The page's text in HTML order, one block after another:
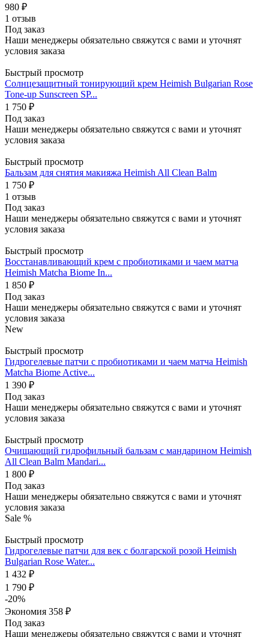
980 ₽
1 отзыв
Под заказ
Наши менеджеры обязательно свяжутся с вами и уточнят
условия заказа
Быстрый просмотр
Солнцезащитный тонирующий крем Heimish Bulgarian Rose
Tone-up Sunscreen SP...
1 750 ₽
Под заказ
Наши менеджеры обязательно свяжутся с вами и уточнят
условия заказа
Быстрый просмотр
Бальзам для снятия макияжа Heimish All Clean Balm
1 750 ₽
1 отзыв
Под заказ
Наши менеджеры обязательно свяжутся с вами и уточнят
условия заказа
Быстрый просмотр
Восстанавливающий крем с пробиотиками и чаем матча
Heimish Matcha Biome In...
1 850 ₽
Под заказ
Наши менеджеры обязательно свяжутся с вами и уточнят
условия заказа
New
Быстрый просмотр
Гидрогелевые патчи с пробиотиками и чаем матча Heimish
Matcha Biome Active...
1 390 ₽
Под заказ
Наши менеджеры обязательно свяжутся с вами и уточнят
условия заказа
Быстрый просмотр
Очищающий гидрофильный бальзам с мандарином Heimish
All Clean Balm Mandari...
1 800 ₽
Под заказ
Наши менеджеры обязательно свяжутся с вами и уточнят
условия заказа
Sale %
Быстрый просмотр
Гидрогелевые патчи для век с болгарской розой Heimish
Bulgarian Rose Water...
1 432 ₽
1 790 ₽
-20%
Экономия 358 ₽
Под заказ
Наши менеджеры обязательно свяжутся с вами и уточнят